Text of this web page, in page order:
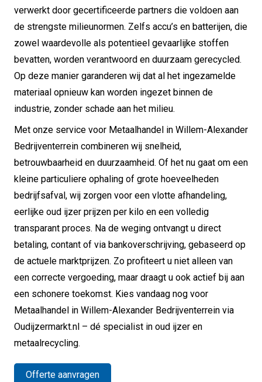
verwerkt door gecertificeerde partners die voldoen aan
de strengste milieunormen. Zelfs accu’s en batterijen, die
zowel waardevolle als potentieel gevaarlijke stoffen
bevatten, worden verantwoord en duurzaam gerecycled.
Op deze manier garanderen wij dat al het ingezamelde
materiaal opnieuw kan worden ingezet binnen de
industrie, zonder schade aan het milieu.
Met onze service voor Metaalhandel in Willem-Alexander
Bedrijventerrein combineren wij snelheid,
betrouwbaarheid en duurzaamheid. Of het nu gaat om een
kleine particuliere ophaling of grote hoeveelheden
bedrijfsafval, wij zorgen voor een vlotte afhandeling,
eerlijke oud ijzer prijzen per kilo en een volledig
transparant proces. Na de weging ontvangt u direct
betaling, contant of via bankoverschrijving, gebaseerd op
de actuele marktprijzen. Zo profiteert u niet alleen van
een correcte vergoeding, maar draagt u ook actief bij aan
een schonere toekomst. Kies vandaag nog voor
Metaalhandel in Willem-Alexander Bedrijventerrein via
Oudijzermarkt.nl – dé specialist in oud ijzer en
metaalrecycling.
Offerte aanvragen